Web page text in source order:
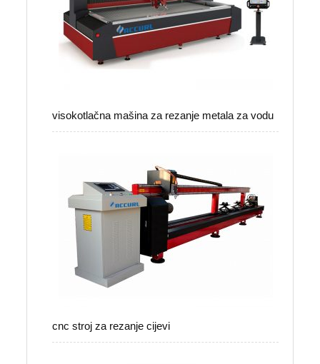
visokotlačna mašina za rezanje metala za vodu
cnc stroj za rezanje cijevi